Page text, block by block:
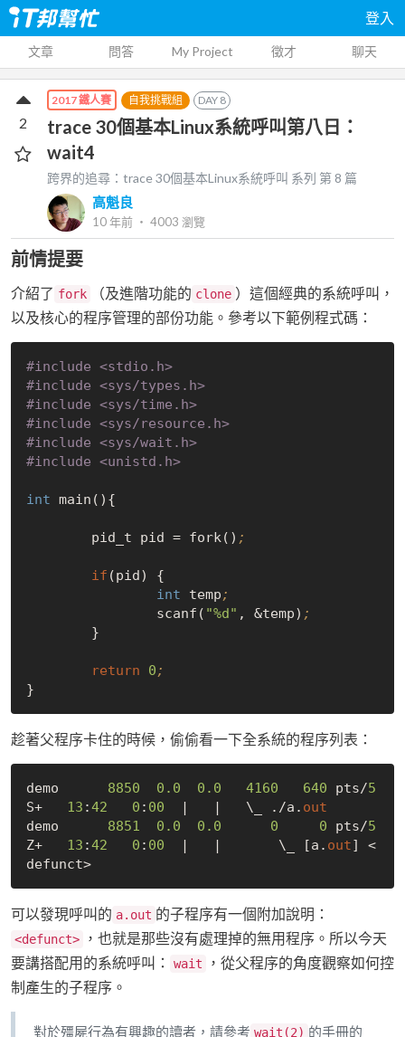
登入
文章 問答 My Project 徵才 聊天
2017 鐵人賽 自我挑戰組 DAY 8
trace 30個基本Linux系統呼叫第八日：
wait4
跨界的追尋：trace 30個基本Linux系統呼叫 系列 第 8 篇
高魁良
10 年前 ‧ 4003 瀏覽
2
前情提要
介紹了 fork （及進階功能的 clone ）這個經典的系統呼叫，
以及核心的程序管理的部份功能。參考以下範例程式碼：
#include <stdio.h>
#include <sys/types.h>
#include <sys/time.h>
#include <sys/resource.h>
#include <sys/wait.h>
#include <unistd.h>
int main(){
	pid_t pid = fork()
;
if (pid)	{
int temp;
		scanf(
"%d" , &temp) ;
return 0;
趁著父程序卡住的時候，偷偷看一下全系統的程序列表：
demo 8850 0.0 0.0 4160 640 pts/5
S+ 13 :42 0 : 00
  |   |   \_ ./a.
out
demo 8851 0.0 0.0 0 0 pts/5
Z+ 13 :42 0 : 00
  |   |       \_ [a.
out] <
defunct>
可以發現呼叫的 a.out 的子程序有一個附加說明：
<defunct>
，也就是那些沒有處理掉的無用程序。所以今天
要講搭配用的系統呼叫：
wait
，從父程序的角度觀察如何控
制產生的子程序。
對於殭屍行為有興趣的讀者，請參考 wait(2) 的手冊的